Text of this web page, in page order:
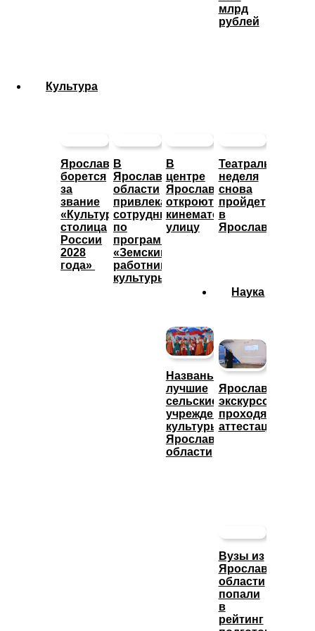
млрд
рублей
Культура
Ярославль
борется
за
звание
«Культурная
столица
России
2028
года»
В
Ярославской
области
привлекают
сотрудников
по
программе
«Земский
работник
культуры»
В
центре
Ярославле
откроют
кинематографическую
улицу
Театральная
неделя
снова
пройдет
в
Ярославле
Названы
лучшие
сельские
учреждения
культуры
Ярославской
области
Наука
Ярославские
экскурсоводы
проходят
аттестацию
Вузы из
Ярославской
области
попали
в
рейтинг